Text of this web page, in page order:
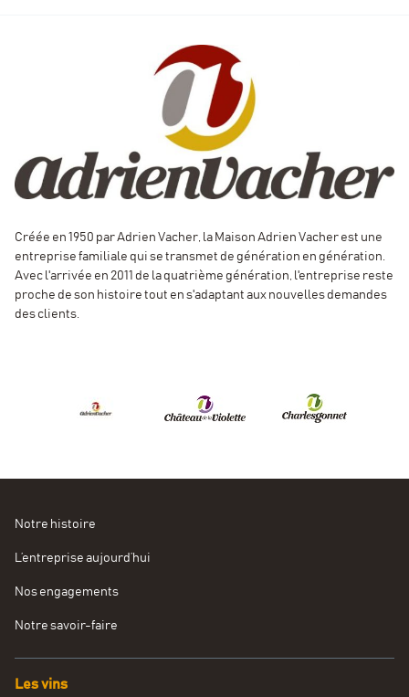
ses notes de miel et d'acacia qui le rendent très friand.
Vin charpenté tout en gardant des tanins souples et des
arômes sur le fruit confit avec une finale poivrée
caractéristique du cépage.
Créée en 1950 par Adrien Vacher, la Maison Adrien Vacher est une
entreprise familiale qui se transmet de génération en génération.
Avec l'arrivée en 2011 de la quatrième génération, l'entreprise reste
proche de son histoire tout en s'adaptant aux nouvelles demandes
des clients.
Notre histoire
L’entreprise aujourd’hui
Nos engagements
Notre savoir-faire
Les vins